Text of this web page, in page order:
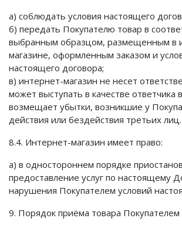
а) соблюдать условия настоящего
б) передать Покупателю товар в
выбранным образцом, размещенным в
магазине, оформленным заказом и
настоящего договора;
в) интернет-магазин не несет
может выступать в качестве ответчика
возмещает убытки, возникшие у
действия или бездействия третьих лиц.
8.4. Интернет-магазин имеет право:
а) в одностороннем порядке
предоставление услуг по настоящему
нарушения Покупателем условий
9. Порядок приёма товара Покупателем